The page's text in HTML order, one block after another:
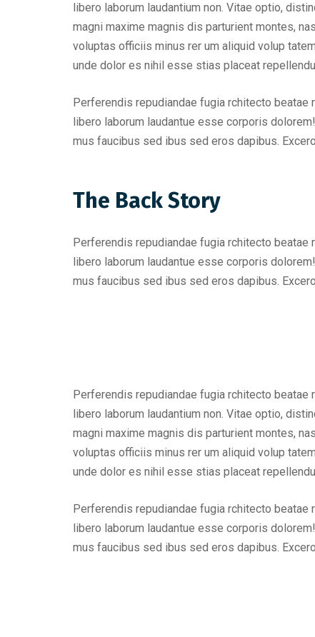
libero laborum laudantium non. Vitae optio,
magni maxime magnis dis parturient montes,
voluptas officiis minus rer um aliquid volup
unde dolor es nihil esse stias placeat
Perferendis repudiandae fugia rchitecto beatae
libero laborum laudantue esse corporis
mus faucibus sed ibus sed eros dapibus.
The Back Story
Perferendis repudiandae fugia rchitecto beatae
libero laborum laudantue esse corporis
mus faucibus sed ibus sed eros dapibus.
Perferendis repudiandae fugia rchitecto beatae
libero laborum laudantium non. Vitae optio,
magni maxime magnis dis parturient montes,
voluptas officiis minus rer um aliquid volup
unde dolor es nihil esse stias placeat
Perferendis repudiandae fugia rchitecto beatae
libero laborum laudantue esse corporis
mus faucibus sed ibus sed eros dapibus.